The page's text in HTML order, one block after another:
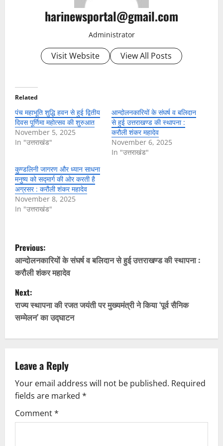
harinewsportal@gmail.com
Administrator
Visit Website View All Posts
Related
पंच महाभूति शुद्धि हवन से हुई द्वितीय
दिवस पूर्णिमा महोत्सव की शुरुआत
November 5, 2025
In "उत्तराखंड"
आन्दोलनकारियों के संघर्ष व बलिदान
से हुई उत्तराखण्ड की स्थापना :
करौली शंकर महादेव
November 6, 2025
In "उत्तराखंड"
कुण्डलिनी जागरण और ध्यान साधना
मनुष्य को सद्मार्ग की ओर करती है
अग्रसर : करौली शंकर महादेव
November 8, 2025
In "उत्तराखंड"
P
o
s
t
n
v
i
g
Previous:
आन्दोलनकारियों के संघर्ष व बलिदान से हुई उत्तराखण्ड की स्थापना :
करौली शंकर महादेव
Next:
राज्य स्थापना की रजत जयंती पर मुख्यमंत्री ने किया ‘पूर्व सैनिक
सम्मेलन’ का उद्घाटन
Leave a Reply
Your email address will not be published. Required
fields are marked *
Comment*